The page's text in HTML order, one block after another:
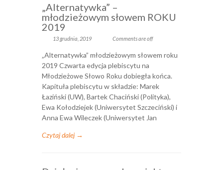
„Alternatywka” –
młodzieżowym słowem ROKU
2019
13 grudnia, 2019 Comments are off
„Alternatywka” młodzieżowym słowem roku
2019 Czwarta edycja plebiscytu na
Młodzieżowe Słowo Roku dobiegła końca.
Kapituła plebiscytu w składzie: Marek
Łaziński (UW), Bartek Chaciński (Polityka),
Ewa Kołodziejek (Uniwersytet Szczeciński) i
Anna Ewa Wileczek (Uniwersytet Jan
Czytaj dalej →